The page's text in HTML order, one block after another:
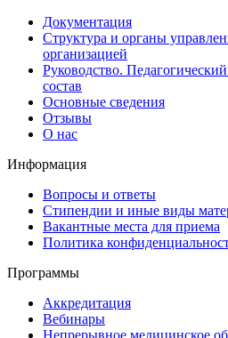
Документация
Структура и органы
организацией
Руководство.
состав
Основные сведения
Отзывы
О нас
Информация
Вопросы и ответы
Стипендии и иные виды
Вакантные места для приема
Политика
Программы
Аккредитация
Вебинары
Непрерывное медицинское